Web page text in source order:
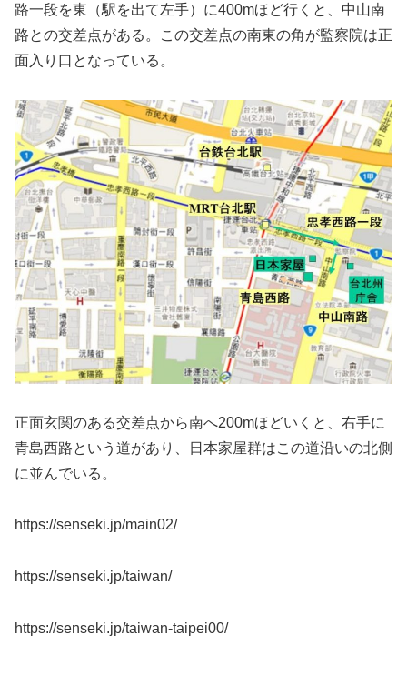
路一段を東（駅を出て左手）に400mほど行くと、中山南
路との交差点がある。この交差点の南東の角が監察院は正
面入り口となっている。
正面玄関のある交差点から南へ200mほどいくと、右手に
青島西路という道があり、日本家屋群はこの道沿いの北側
に並んでいる。
https://senseki.jp/main02/
https://senseki.jp/taiwan/
https://senseki.jp/taiwan-taipei00/